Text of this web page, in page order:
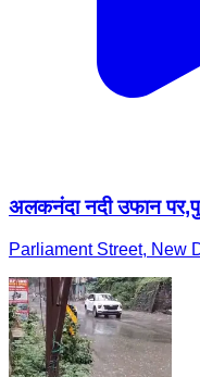
अलकनंदा नदी उफान
Parliament Street, New